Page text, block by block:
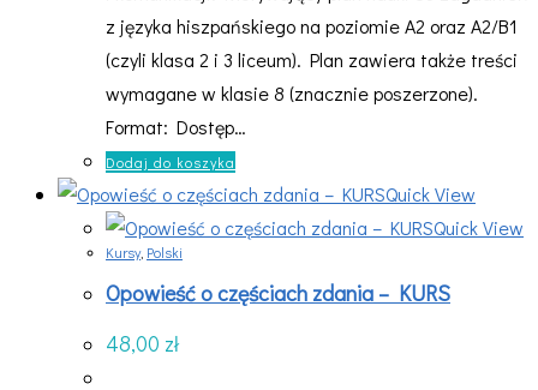
z języka hiszpańskiego na poziomie A2 oraz A2/B1
(czyli klasa 2 i 3 liceum). Plan zawiera także treści
wymagane w klasie 8 (znacznie poszerzone).
Format: Dostęp…
Dodaj do koszyka
Quick View
Quick View
Kursy, Polski
Opowieść o częściach zdania – KURS
48,00 zł